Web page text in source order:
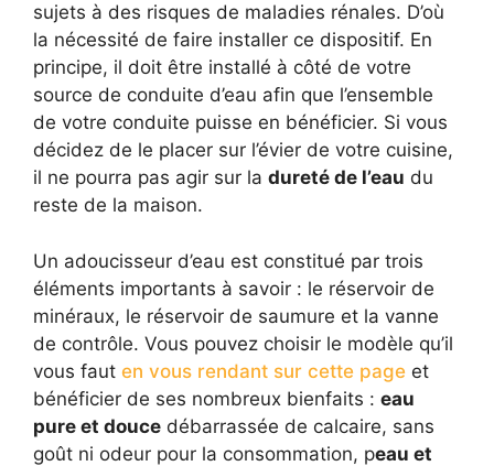
sujets à des risques de maladies rénales. D’où
la nécessité de faire installer ce dispositif. En
principe, il doit être installé à côté de votre
source de conduite d’eau afin que l’ensemble
de votre conduite puisse en bénéficier. Si vous
décidez de le placer sur l’évier de votre cuisine,
il ne pourra pas agir sur la dureté de l’eau du
reste de la maison.
Un adoucisseur d’eau est constitué par trois
éléments importants à savoir : le réservoir de
minéraux, le réservoir de saumure et la vanne
de contrôle. Vous pouvez choisir le modèle qu’il
vous faut en vous rendant sur cette page et
bénéficier de ses nombreux bienfaits : eau
pure et douce débarrassée de calcaire, sans
goût ni odeur pour la consommation, peau et